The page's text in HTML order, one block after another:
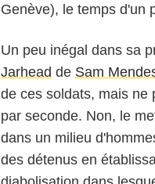
Genève), le temps d'un
Un peu inégal dans sa
Jarhead de Sam
de ces soldats, mais ne
par seconde. Non, le
dans un milieu
des détenus en